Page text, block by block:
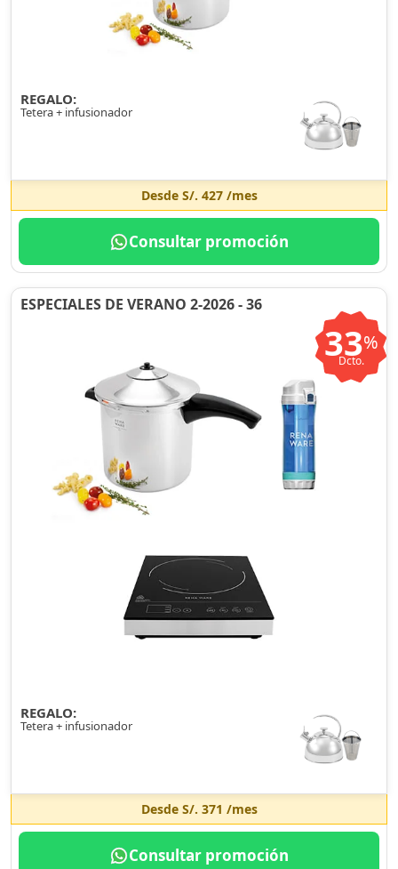
REGALO:
Tetera + infusionador
Desde S/. 427/mes
Consultar promoción
ESPECIALES DE VERANO 2-2026 - 36
33%
Dcto.
REGALO:
Tetera + infusionador
Desde S/. 371 /mes
Consultar promoción